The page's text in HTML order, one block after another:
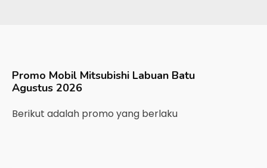
Promo Mobil Mitsubishi Labuan Batu
Agustus 2026
Berikut adalah promo yang berlaku